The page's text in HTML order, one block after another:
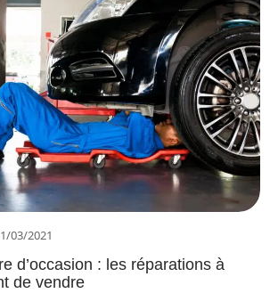
03/2021
d’occasion : les réparations à
de vendre